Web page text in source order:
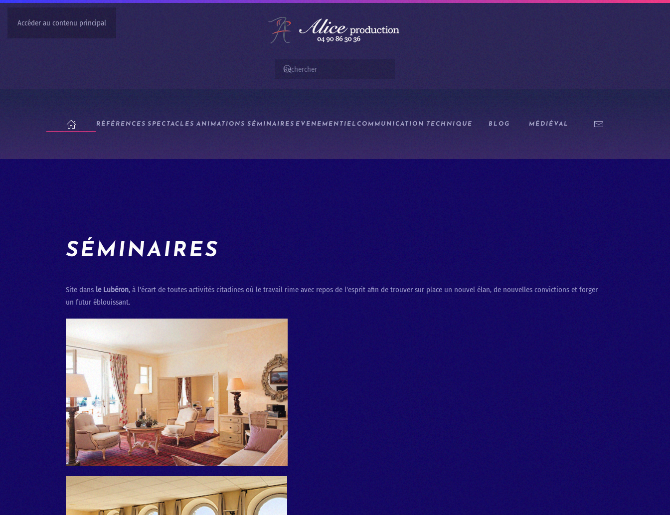
Accéder au contenu principal
RÉFÉRENCES SPECTACLES ANIMATIONS SÉMINAIRES EVENEMENTIEL COMMUNICATION TECHNIQUE BLOG MÉDIÉVAL
SÉMINAIRES
Site dans le Lubéron, à l'écart de toutes activités citadines où le travail rime avec repos de l'esprit afin de trouver sur place un nouvel élan, de nouvelles convictions et forger
un futur éblouissant.